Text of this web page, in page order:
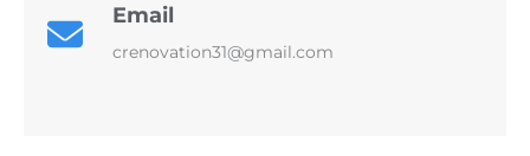
Email
crenovation31@gmail.com